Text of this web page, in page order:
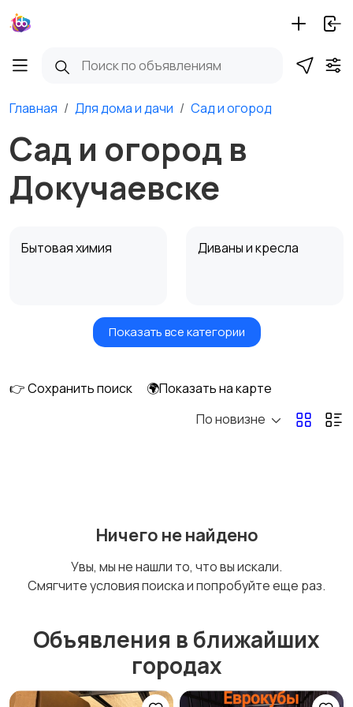
Главная Для дома и дачи Сад и огород
Сад и огород в
Докучаевске
Бытовая химия Диваны и кресла
Кровати и матрасы Кухонные гарнитуры
Оформление
сигнализации
Сад и огород Садовая мебель
Показать все категории
👉 Сохранить поиск
🌍Показать на карте
По новизне
Ничего не найдено
Увы, мы не нашли то, что вы искали.
Смягчите условия поиска и попробуйте еще раз.
Объявления в ближайших
городах